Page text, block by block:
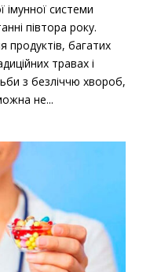
імунної системи
півтора року.
багатих
травах і
з безліччю хвороб,
не...